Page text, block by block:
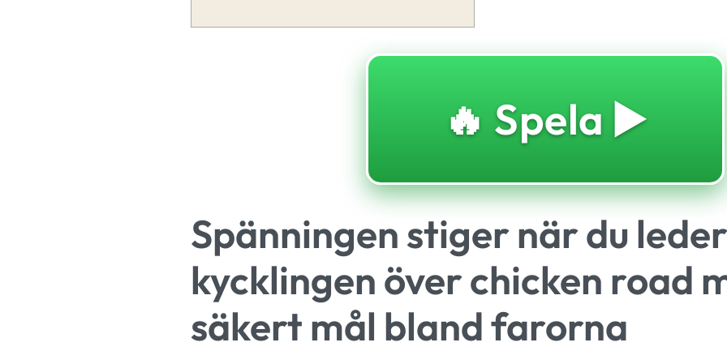
🔥 Spela ▶️
Spänningen stiger när du
kycklingen över chicken road
säkert mål bland farorna